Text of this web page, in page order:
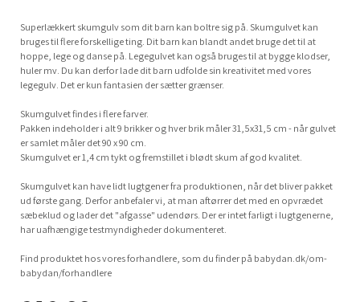
Superlækkert skumgulv som dit barn kan boltre sig på. Skumgulvet kan
bruges til flere forskellige ting. Dit barn kan blandt andet bruge det til at
hoppe, lege og danse på. Legegulvet kan også bruges til at bygge klodser,
huler mv. Du kan derfor lade dit barn udfolde sin kreativitet med vores
legegulv. Det er kun fantasien der sætter grænser.
Skumgulvet findes i flere farver.
Pakken indeholder i alt 9 brikker og hver brik måler 31,5x31,5 cm - når gulvet
er samlet måler det 90 x 90 cm.
Skumgulvet er 1,4 cm tykt og fremstillet i blødt skum af god kvalitet.
Skumgulvet kan have lidt lugtgener fra produktionen, når det bliver pakket
ud første gang. Derfor anbefaler vi, at man aftørrer det med en opvrædet
sæbeklud og lader det "afgasse" udendørs. Der er intet farligt i lugtgenerne,
har uafhængige testmyndigheder dokumenteret.
Find produktet hos vores forhandlere, som du finder på babydan.dk/om-
babydan/forhandlere